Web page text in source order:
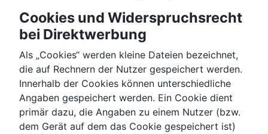
Cookies und Widerspruchsrecht
bei Direktwerbung
Als „Cookies“ werden kleine Dateien bezeichnet,
die auf Rechnern der Nutzer gespeichert werden.
Innerhalb der Cookies können unterschiedliche
Angaben gespeichert werden. Ein Cookie dient
primär dazu, die Angaben zu einem Nutzer (bzw.
dem Gerät auf dem das Cookie gespeichert ist)